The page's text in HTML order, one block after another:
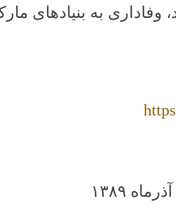
وفاداری به بنیادهای